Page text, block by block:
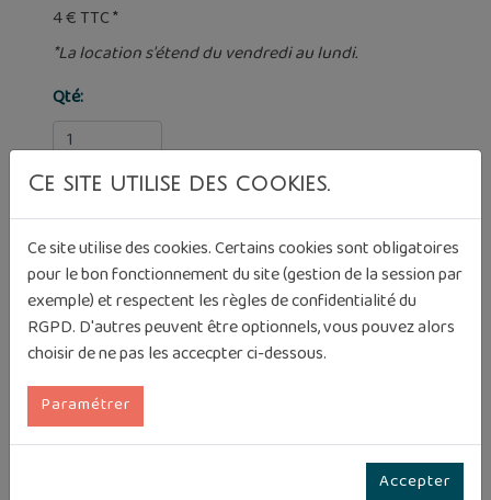
4 € TTC *
*La location s'étend du vendredi au lundi.
Qté:
Photos complémentaires
Ce site utilise des cookies.
Ce site utilise des cookies. Certains cookies sont obligatoires
pour le bon fonctionnement du site (gestion de la session par
exemple) et respectent les règles de confidentialité du
RGPD. D'autres peuvent être optionnels, vous pouvez alors
choisir de ne pas les accecpter ci-dessous.
Paramétrer
Accepter